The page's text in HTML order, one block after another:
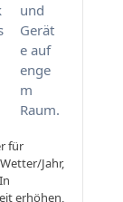
und
Gerät
e auf
enge
m
Raum.
für
Jahr,
erhöhen,